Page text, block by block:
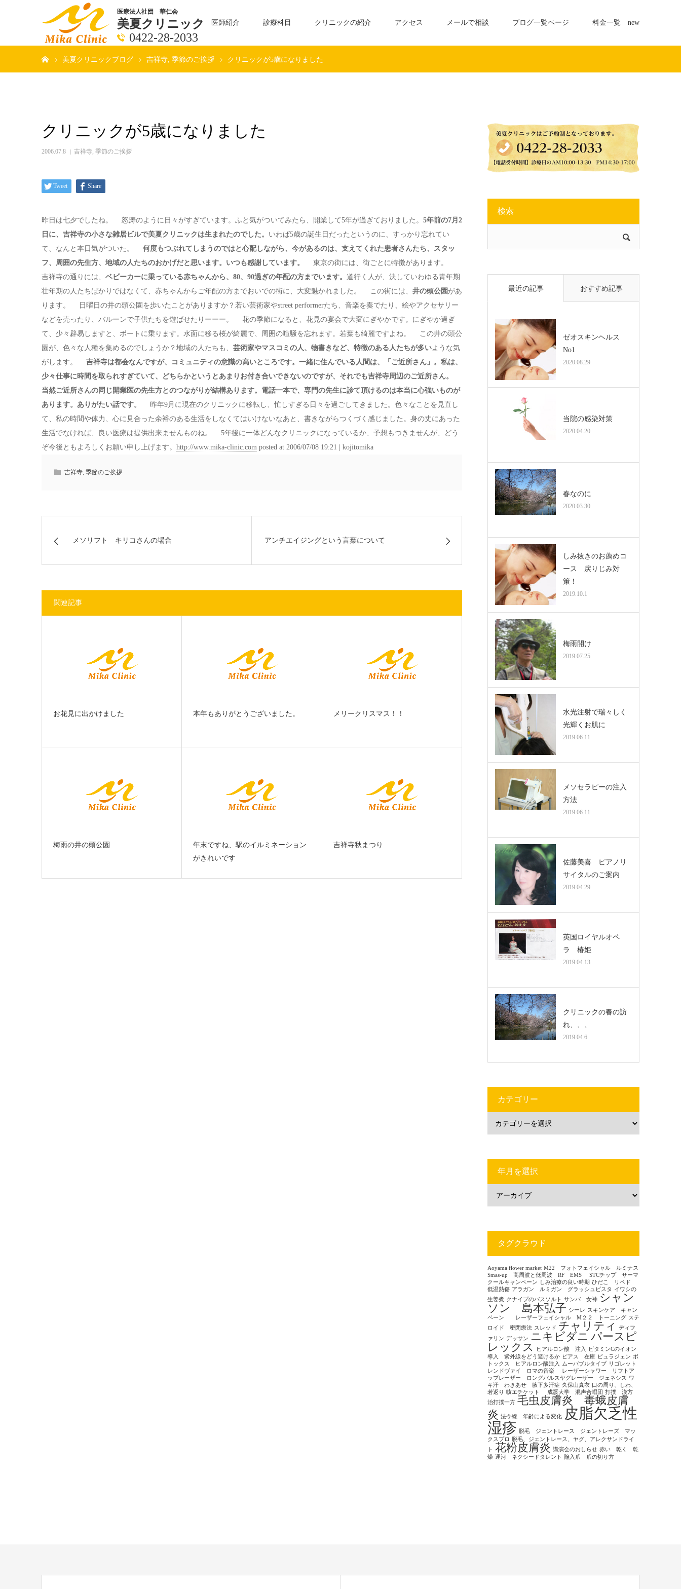
医療法人社団 華仁会
美夏クリニック
0422-28-2033
医師紹介 診療科目 クリニックの紹介 アクセス メールで相談 ブログ一覧ページ 料金一覧 new
美夏クリニックブログ 吉祥寺 季節のご挨拶 クリニックが5歳になりました
クリニックが5歳になりました
2006.07.8 吉祥寺, 季節のご挨拶
Tweet Share
昨日は七夕でしたね。 怒涛のように日々がすぎています。ふと気がついてみたら、開業して5年が過ぎておりました。 5年前の7月2
日に、吉祥寺の小さな雑居ビルで美夏クリニックは生まれたのでした。 いわば5歳の誕生日だったというのに、すっかり忘れてい
て、なんと本日気がついた。 何度もつぶれてしまうのではと心配しながら、今があるのは、支えてくれた患者さんたち、スタッ
フ、周囲の先生方、地域の人たちのおかげだと思います。いつも感謝しています。
東京の街には、街ごとに特徴があります。
吉祥寺の通りには、 ベビーカーに乗っている赤ちゃんから、80、90過ぎの年配の方までいます。 道行く人が、決していわゆる青年期
壮年期の人たちばかりではなくて、赤ちゃんからご年配の方までおいでの街に、大変魅かれました。 この街には、 井の頭公園 があ
ります。 日曜日の井の頭公園を歩いたことがありますか？若い芸術家やstreet performerたち、音楽を奏でたり、絵やアクセサリー
などを売ったり、バルーンで子供たちを遊ばせたりーーー。 花の季節になると、花見の宴会で大変にぎやかです。にぎやか過ぎ
て、少々辟易しますと、ボートに乗ります。水面に移る桜が綺麗で、周囲の喧騒を忘れます。若葉も綺麗ですよね。 この井の頭公
園が、色々な人種を集めるのでしょうか？地域の人たちも、 芸術家やマスコミの人、物書きなど、特徴のある人たちが多いような気
がします。 吉祥寺は都会なんですが、コミュニティの意識の高いところです。一緒に住んでいる人間は、「ご近所さん」。私は、
少々仕事に時間を取られすぎていて、どちらかというとあまりお付き合いできないのですが、それでも吉祥寺周辺のご近所さん。
当然ご近所さんの同じ開業医の先生方とのつながりが結構あります。電話一本で、専門の先生に診て頂けるのは本当に心強いものが
あります。ありがたい話です。
昨年9月に現在のクリニックに移転し、忙しすぎる日々を過ごしてきました。色々なことを見直し
て、私の時間や体力、心に見合った余裕のある生活をしなくてはいけないなあと、書きながらつくづく感じました。身の丈にあった
生活でなければ、良い医療は提供出来ませんものね。 5年後に一体どんなクリニックになっているか、予想もつきませんが、どう
ぞ今後ともよろしくお願い申し上げます。 http://www.mika-clinic.com posted at 2006/07/08 19:21 | kojitomika
吉祥寺, 季節のご挨拶
メソリフト キリコさんの場合 アンチエイジングという言葉について
関連記事
お花見に出かけました 本年もありがとうございました。 メリークリスマス！！
梅雨の井の頭公園
年末ですね、駅のイルミネーション
がきれいです
吉祥寺秋まつり
検索
最近の記事 おすすめ記事
ゼオスキンヘルス
No1
2020.08.29
当院の感染対策
2020.04.20
春なのに
2020.03.30
しみ抜きのお薦めコ
ース 戻りじみ対
策！
2019.10.1
梅雨開け
2019.07.25
水光注射で瑞々しく
光輝くお肌に
2019.06.11
メソセラピーの注入
方法
2019.06.11
佐藤美喜 ピアノリ
サイタルのご案内
2019.04.29
英国ロイヤルオペ
ラ 椿姫
2019.04.13
クリニックの春の訪
れ、、、
2019.04.6
カテゴリー
年月を選択
タグクラウド
Aoyama flower market M22 フォトフェイシャル ルミナス
Smas-up 高周波と低周波 RF EMS
STCチップ サーマ
クールキャンペーン
しみ治療の良い時期 ひだこ リベド
低温熱傷 アラガン ルミガン グラッシュビスタ
イワシの
生姜煮 クナイプのバスソルト サンバ 女神 シャン
ソン 島本弘子 シーレ スキンケア キャン
ペーン レーザーフェイシャル M２２ トーニング ステ
ロイド 密閉療法 スレッド チャリティ
ディフ
ァリン デッサン ニキビダニ パースピ
レックス
ヒアルロン酸 注入
ビタミンCのイオン
導入 紫外線をどう避けるか ピアス 在庫 ピュラジェン ボ
トックス ヒアルロン酸注入 ムーバブルタイプ リゴレット
レンドヴァイ ロマの音楽
レーザーシャワー リフトア
ップレーザー ロングパルスヤグレーザー ジェネシス ワ
キ汗 わきあせ 腋下多汗症 久保山真衣 口の周り、しわ、
若返り 咳エチケット 成蹊大学 混声合唱団 打撲 漢方
治打撲一方 毛虫皮膚炎 毒蛾皮膚
炎 法令線 年齢による変化
皮脂欠乏性
湿疹
脱毛 ジェントレース ジェントレーズ マッ
クスプロ
脱毛、ジェントレース、ヤグ、アレクサンドライ
ト 花粉皮膚炎 講演会のおしらせ 赤い 乾く 乾
燥 運河 ネクシードタレント 陥入爪 爪の切り方